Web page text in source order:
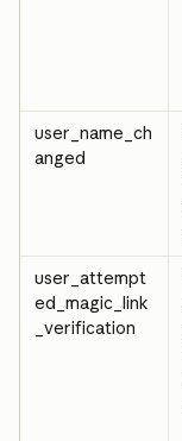
user_name_ch
anged
user_attempt
ed_magic_link
_verification